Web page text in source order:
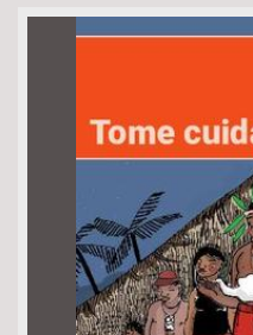
Bioma / Bacia
Área de Levantamento
Área Protegida